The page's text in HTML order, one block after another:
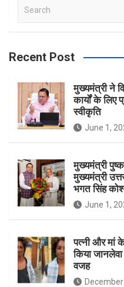
a
c
Recent Post
मुख्यमंत्री ने
कार्यों के लिए
स्वीकृति
June 1,
मुख्यमंत्री
मुख्यमंत्री
भगत सिंह
June 1,
पत्नी और मां
किया
वजह